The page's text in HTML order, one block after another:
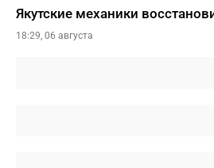
Якутские механики
18:29, 06 августа